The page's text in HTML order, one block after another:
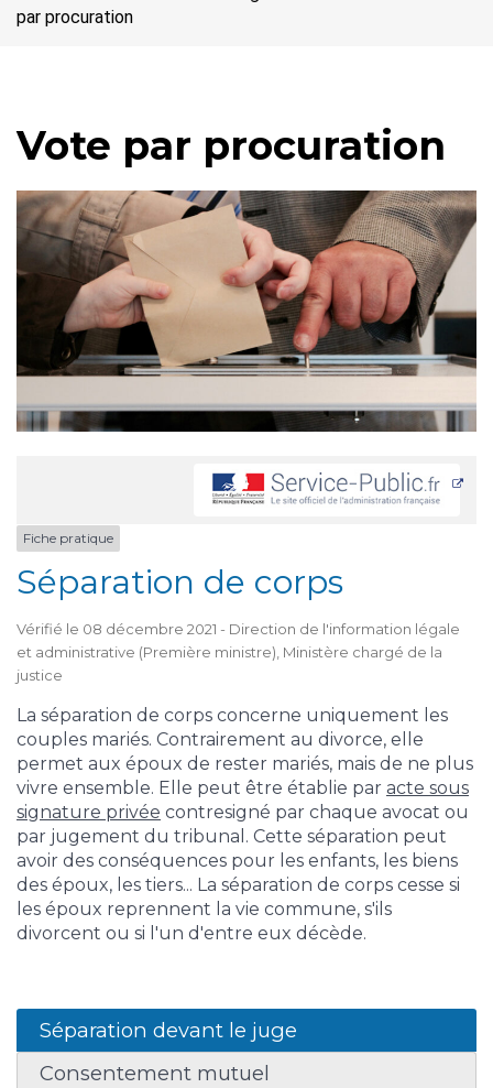
par procuration
Vote par procuration
Fiche pratique
Séparation de corps
Vérifié le 08 décembre 2021 - Direction de l'information légale
et administrative (Première ministre), Ministère chargé de la
justice
La séparation de corps concerne uniquement les
couples mariés. Contrairement au divorce, elle
permet aux époux de rester mariés, mais de ne plus
vivre ensemble. Elle peut être établie par acte sous
signature privée contresigné par chaque avocat ou
par jugement du tribunal. Cette séparation peut
avoir des conséquences pour les enfants, les biens
des époux, les tiers... La séparation de corps cesse si
les époux reprennent la vie commune, s'ils
divorcent ou si l'un d'entre eux décède.
Séparation devant le juge
Consentement mutuel